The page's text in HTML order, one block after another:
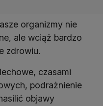
organizmy nie
ale wciąż bardzo
zdrowiu.
czasami
podrażnienie
objawy